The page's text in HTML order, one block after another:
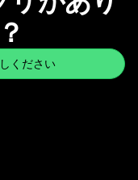
ください